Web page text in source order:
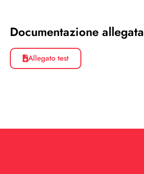
Documentazione allegata
Allegato test